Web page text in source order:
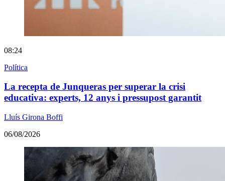
08:24
Política
La recepta de Junqueras per superar la crisi
educativa: experts, 12 anys i pressupost garantit
Lluís Girona Boffi
06/08/2026